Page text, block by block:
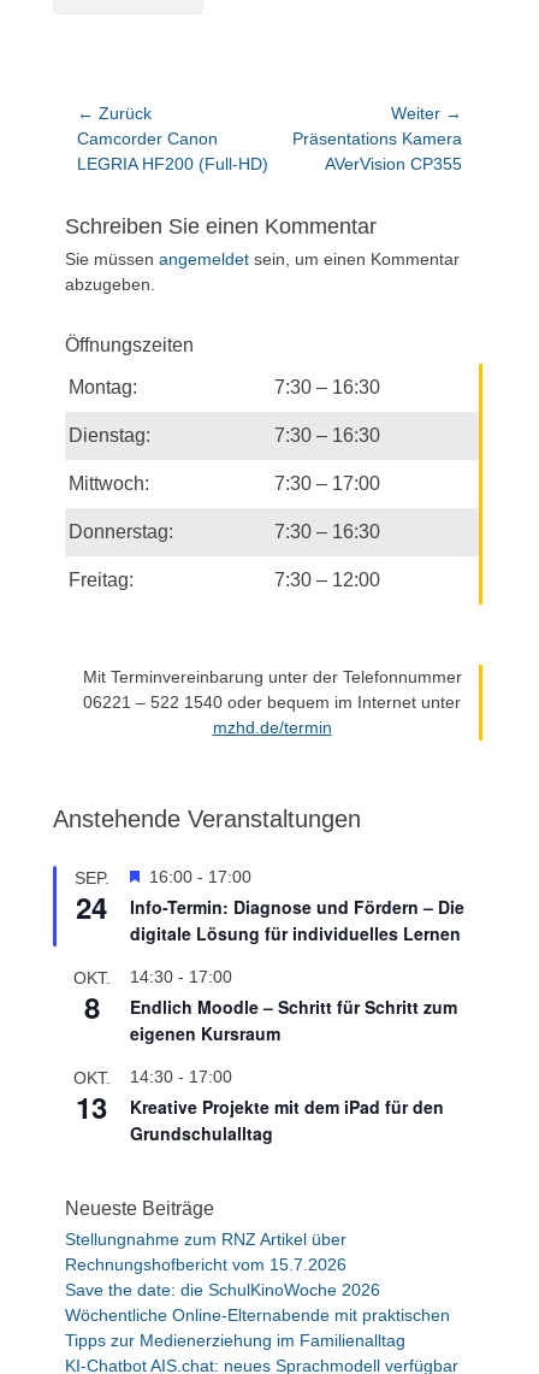
Beitragsnavigation
← Zurück
Vorheriger
Beitrag:
Camcorder Canon
LEGRIA HF200 (Full-HD)
Weiter →
Nächster
Beitrag:
Präsentations Kamera
AVerVision CP355
Schreiben Sie einen Kommentar
Sie müssen angemeldet sein, um einen Kommentar
abzugeben.
Öffnungszeiten
Montag: 7:30 – 16:30
Dienstag: 7:30 – 16:30
Mittwoch: 7:30 – 17:00
Donnerstag: 7:30 – 16:30
Freitag: 7:30 – 12:00
Mit Terminvereinbarung unter der Telefonnummer
06221 – 522 1540 oder bequem im Internet unter
mzhd.de/termin
Anstehende Veranstaltungen
SEP.
24
H
e
v
o
g
e
o
b
e
16:00 - 17:00
Info-Termin: Diagnose und Fördern – Die
digitale Lösung für individuelles Lernen
OKT.
8
14:30 - 17:00
Endlich Moodle – Schritt für Schritt zum
eigenen Kursraum
OKT.
13
14:30 - 17:00
Kreative Projekte mit dem iPad für den
Grundschulalltag
Neueste Beiträge
Stellungnahme zum RNZ Artikel über
Rechnungshofbericht vom 15.7.2026
Save the date: die SchulKinoWoche 2026
Wöchentliche Online-Elternabende mit praktischen
Tipps zur Medienerziehung im Familienalltag
KI-Chatbot AIS.chat: neues Sprachmodell verfügbar